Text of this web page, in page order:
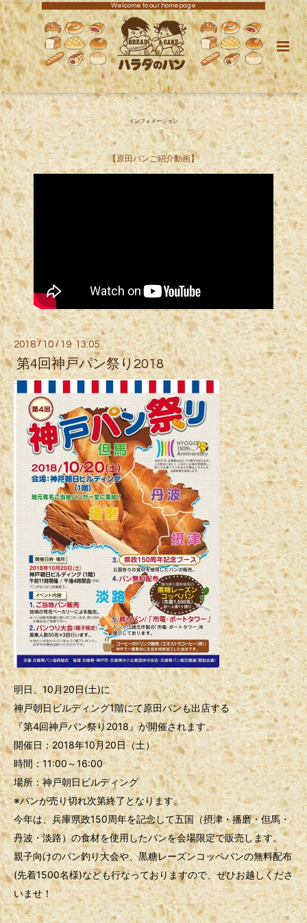
Welcome to our homepage
インフォメーション
【原田パンご紹介動画】
2018/10/ 19 13:05
第4回神戸パン祭り2018
明日、10月20日(土)に
神戸朝日ビルディング1階にて原田パンも出店する
『第4回神戸パン祭り2018』が開催されます。
開催日：2018年10月20日（土）
時間：11:00～16:00
場所：神戸朝日ビルディング
※パンが売り切れ次第終了となります。
今年は、兵庫県政150周年を記念して五国（摂津・播磨・但馬・
丹波・淡路）の食材を使用したパンを会場限定で販売します。
親子向けのパン釣り大会や、黒糖レーズンコッペパンの無料配布
(先着1500名様)なども行なっておりますので、ぜひお越しくださ
いませ！